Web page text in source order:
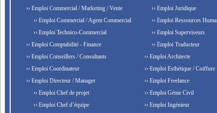
›› Emploi Commercial / Marketing / Vente
›› Emploi Commercial / Agent Commercial
›› Emploi Technico-Commercial
›› Emploi Comptabilité - Finance
›› Emploi Conseillers / Consultants
›› Emploi Coordinateur
›› Emploi Directeur / Manager
›› Emploi Chef de projet
›› Emploi Chef d’équipe
›› Emploi Juridique
›› Emploi Ressources
›› Emploi Superviseurs
›› Emploi Traducteur
›› Emploi Architecte
›› Emploi Esthétique / Coiffure
›› Emploi Freelance
›› Emploi Génie Civil
›› Emploi Ingénieur